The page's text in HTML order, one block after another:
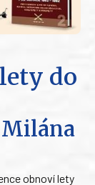
do
obnoví lety